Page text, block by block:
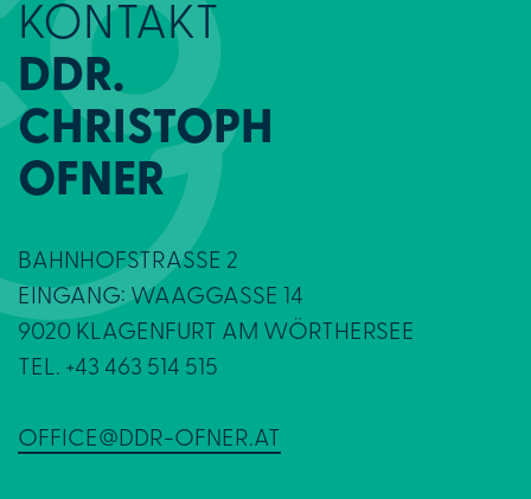
KONTAKT
DDR.
CHRISTOPH
OFNER
BAHNHOFSTRASSE 2
EINGANG: WAAGGASSE 14
9020 KLAGENFURT AM WÖRTHERSEE
TEL. +43 463 514 515
OFFICE@DDR-OFNER.AT